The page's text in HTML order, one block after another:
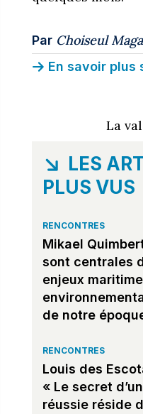
Par Choiseul
En savoir plus
La
LES
PLUS VUS
RENCONTRES
Mikael
sont centrales
enjeux
de notre
RENCONTRES
Louis des
« Le secret
réussie réside